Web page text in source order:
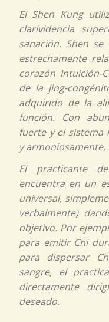
El Shen Kung
clarividencia
sanación. Shen se
estrechamente
corazón Intuición-
de la jing-
adquirido de la
función. Con
fuerte y el sistema
y armoniosamente.
El practicante
encuentra en un
universal,
verbalmente)
objetivo. Por
para emitir Chi
para dispersar
sangre, el
directamente
deseado.